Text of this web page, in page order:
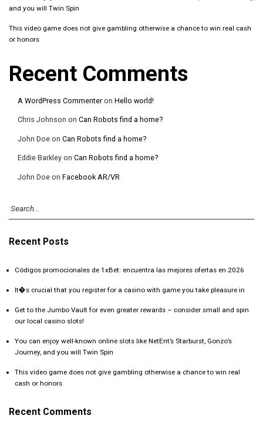
and you will Twin Spin
This video game does not give gambling otherwise a chance to win real cash
or honors
Recent Comments
A WordPress Commenter on Hello world!
Chris Johnson on Can Robots find a home?
John Doe on Can Robots find a home?
Eddie Barkley on Can Robots find a home?
John Doe on Facebook AR/VR
Recent Posts
Códigos promocionales de 1xBet: encuentra las mejores ofertas en 2026
It�s crucial that you register for a casino with game you take pleasure in
Get to the Jumbo Vault for even greater rewards – consider small and spin
our local casino slots!
You can enjoy well-known online slots like NetEnt’s Starburst, Gonzo’s
Journey, and you will Twin Spin
This video game does not give gambling otherwise a chance to win real
cash or honors
Recent Comments